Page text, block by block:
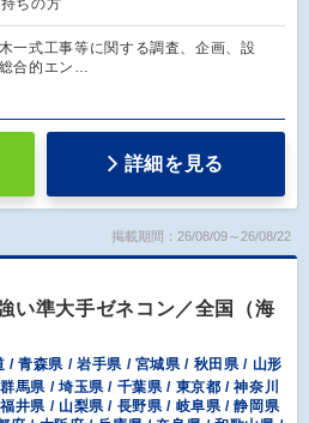
ちの方
一式工事等に関する調査、企画、設
合的エン…
詳細を見る
掲載期間：26/08/09～26/08/22
い準大手ゼネコン／全国（海
/ 青森県 / 岩手県 / 宮城県 / 秋田県 / 山形
馬県 / 埼玉県 / 千葉県 / 東京都 / 神奈川
井県 / 山梨県 / 長野県 / 岐阜県 / 静岡県